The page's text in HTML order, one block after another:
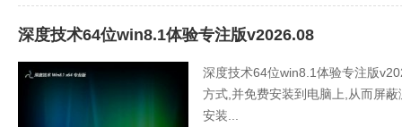
深度技术64位win8.1体验专注版v2026.08
深度技术64位win8.1体验专注版
方式,并免费安装到电脑上,从而屏
安装...